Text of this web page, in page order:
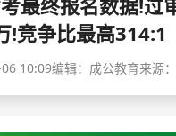
三支一扶考试
警察/辅警考试
!竞争比最高314:1
10:09编辑：成公教育来源：